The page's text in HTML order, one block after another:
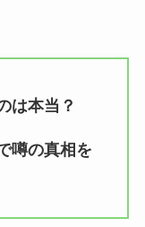
は本当？
噂の真相を